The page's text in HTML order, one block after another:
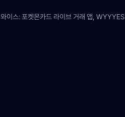
와이스: 포켓몬카드 라이브 거래 앱, WYYYES